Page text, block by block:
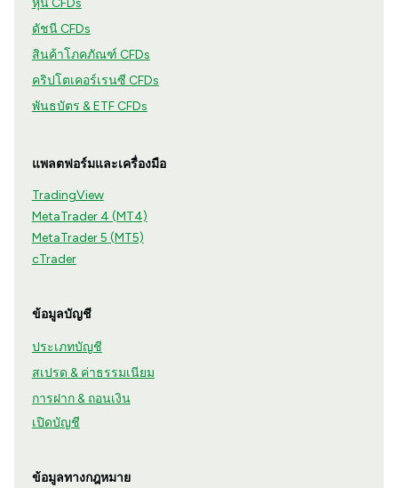
หุ้น CFDs
ดัชนี CFDs
สินค้าโภคภัณฑ์ CFDs
คริปโตเคอร์เรนซี CFDs
พันธบัตร & ETF CFDs
แพลตฟอร์มและเครื่องมือ
TradingView
MetaTrader 4 (MT4)
MetaTrader 5 (MT5)
cTrader
ข้อมูลบัญชี
ประเภทบัญชี
สเปรด & ค่าธรรมเนียม
การฝาก & ถอนเงิน
เปิดบัญชี
ข้อมูลทางกฎหมาย